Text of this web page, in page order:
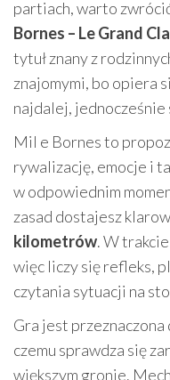
partiach, warto
Bornes – Le Grand
tytuł znany z
znajomymi, bo opiera
najdalej,
Mil e Bornes to
rywalizację, emocje i
w odpowiednim
zasad dostajesz
kilometrów. W
więc liczy się refleks,
czytania sytuacji na
Gra jest przeznaczona
czemu sprawdza się
większym gronie.